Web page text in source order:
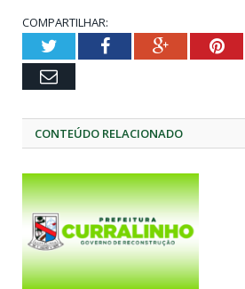
COMPARTILHAR:
TwitterFacebookGoogle+
Email
CONTEÚDO RELACIONADO